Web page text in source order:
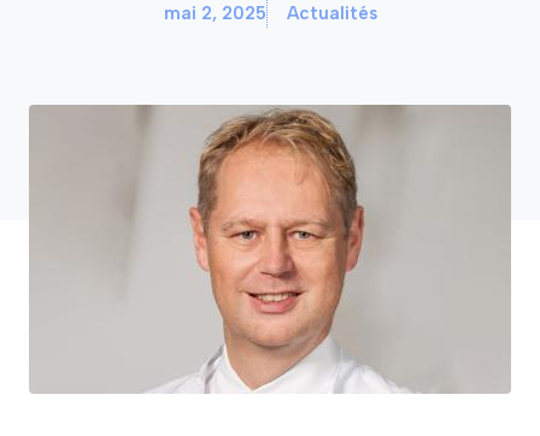
mai 2, 2025 Actualités